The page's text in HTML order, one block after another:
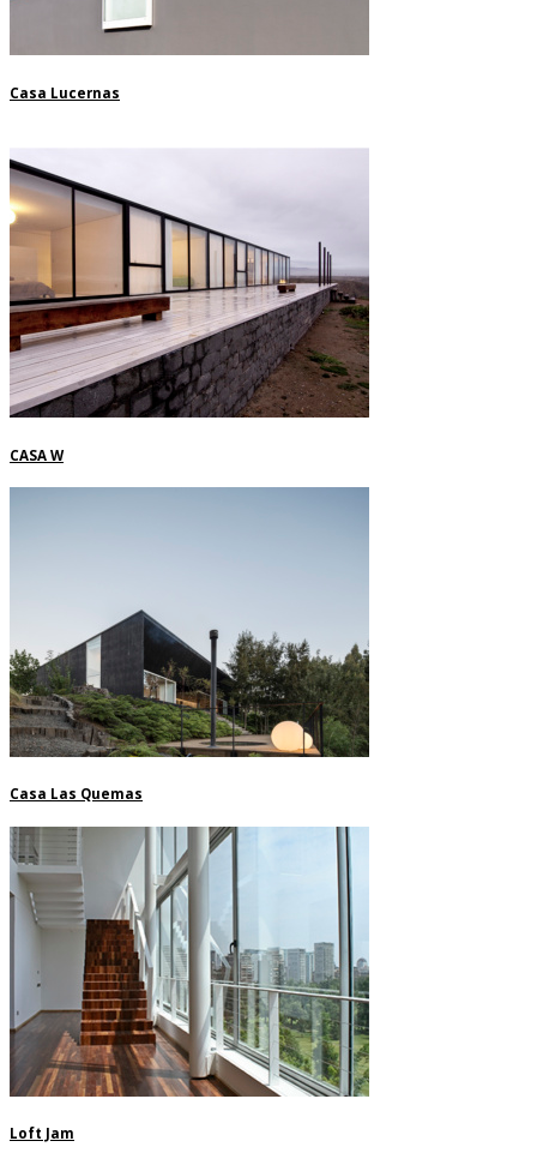
Casa Lucernas
CASA W
Casa Las Quemas
Loft Jam